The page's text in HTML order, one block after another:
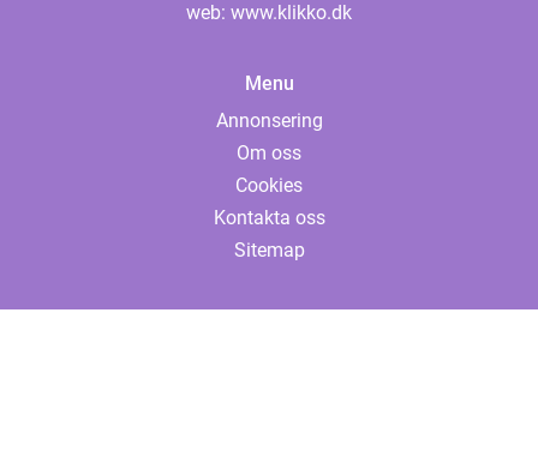
web: www.klikko.dk
Menu
Annonsering
Om oss
Cookies
Kontakta oss
Sitemap